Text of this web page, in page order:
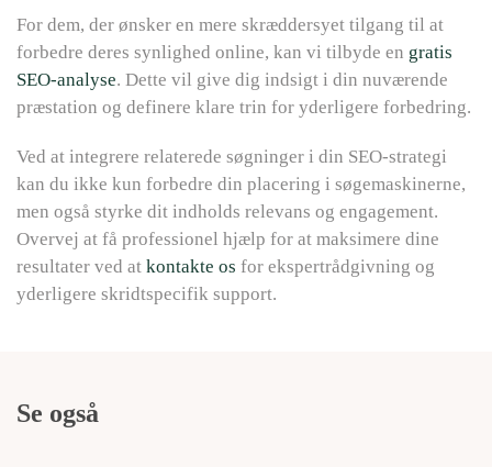
For dem, der ønsker en mere skræddersyet tilgang til at
forbedre deres synlighed online, kan vi tilbyde en gratis
SEO-analyse. Dette vil give dig indsigt i din nuværende
præstation og definere klare trin for yderligere forbedring.
Ved at integrere relaterede søgninger i din SEO-strategi
kan du ikke kun forbedre din placering i søgemaskinerne,
men også styrke dit indholds relevans og engagement.
Overvej at få professionel hjælp for at maksimere dine
resultater ved at kontakte os for ekspertrådgivning og
yderligere skridtspecifik support.
Se også